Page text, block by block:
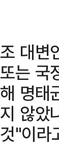
조 대변
또는 국
해 명태
지 않았
것"이라